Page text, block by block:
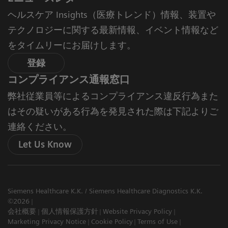
ヘルスケア Insights（医療トレンド）情報、装置や
テクノロジーに関する最新情報、イベント情報など
をタイムリーにお届けします。
登録
コンプライアンス通報窓口
弊社従業員等によるコンプライアンス違反行為また
はその疑いがある行為を発見された際は下記よりご
連絡ください。
Let Us Know
Siemens Healthcare K.K. / Siemens Healthcare Diagnostics K.K.
©2026
会社概要
個人情報保護方針
Website Privacy Policy
Marketing Privacy Notice
Cookie Policy Terms of Use